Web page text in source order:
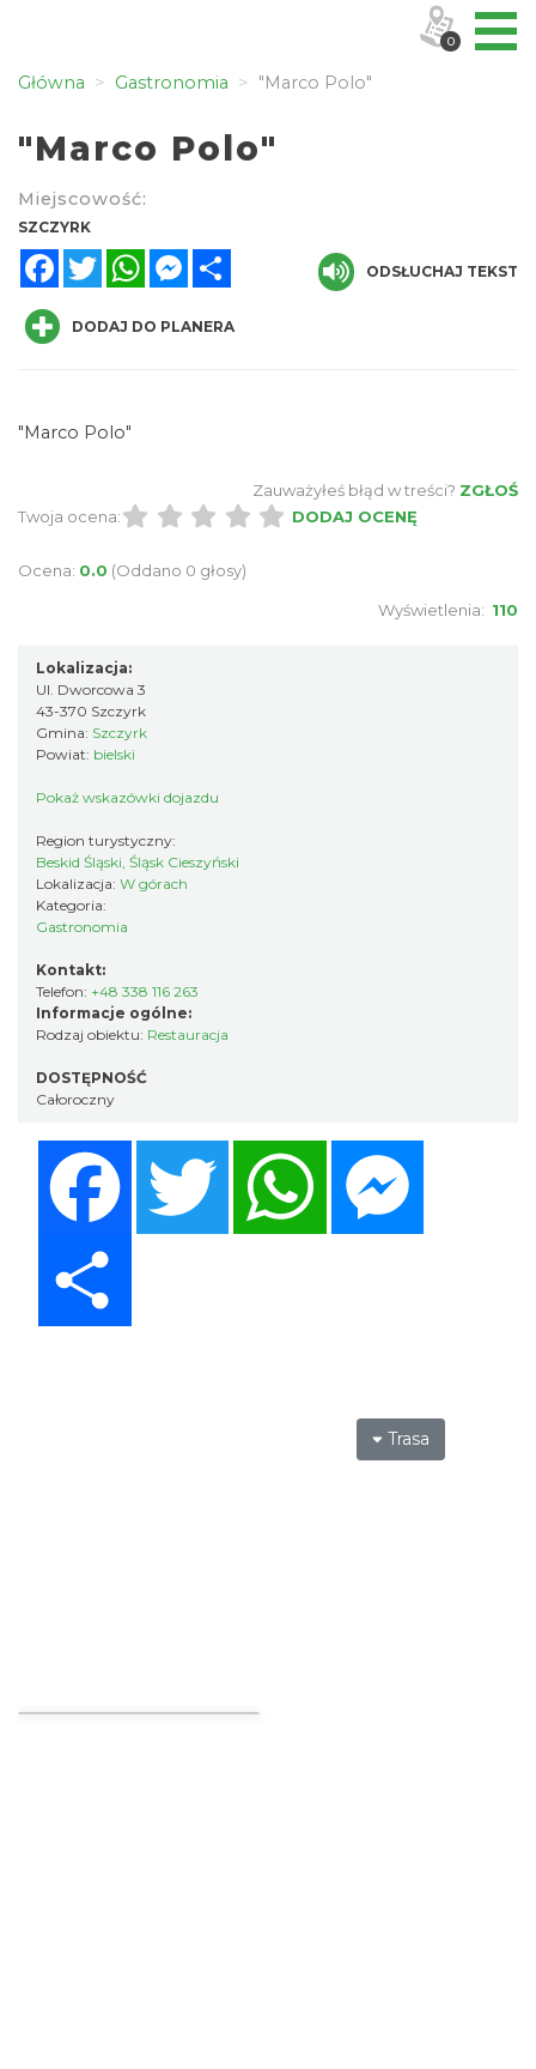
Główna Gastronomia "Marco Polo"
"Marco Polo"
Miejscowość:
SZCZYRK
FacebookTwitterWhatsAppMessenger
ODSŁUCHAJ TEKST
DODAJ DO PLANERA
"Marco Polo"
Zauważyłeś błąd w treści? ZGŁOŚ
Twoja ocena:
DODAJ OCENĘ
Ocena: 0.0 (Oddano 0 głosy)
Wyświetlenia: 110
Lokalizacja:
Ul. Dworcowa 3
43-370 Szczyrk
Gmina: Szczyrk
Powiat: bielski
Pokaż wskazówki dojazdu
Region turystyczny:
Beskid Śląski, Śląsk Cieszyński
Lokalizacja: W górach
Kategoria:
Gastronomia
Kontakt:
Telefon: +48 338 116 263
Informacje ogólne:
Rodzaj obiektu: Restauracja
DOSTĘPNOŚĆ
Całoroczny
Twitter WhatsApp
Trasa
0